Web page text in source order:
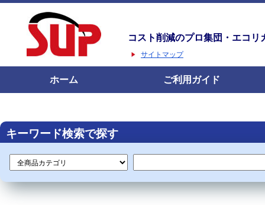
コスト削減のプロ集団・エコリ
サイトマップ
ホーム ご利用ガイド
キーワード検索で探す